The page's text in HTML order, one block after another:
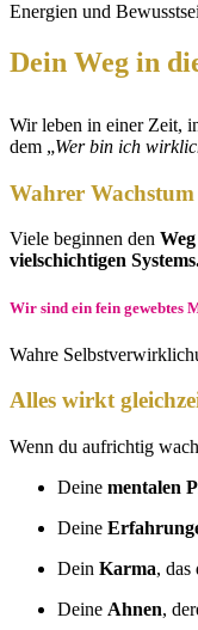
Dein Weg in
Wir leben in einer Zeit,
dem „Wer bin ich
Wahrer
Viele beginnen den
vielschichtigen
Wir sind ein fein gewebtes
Wahre
Alles wirkt
Wenn du aufrichtig
Deine mentalen
Deine
Dein Karma, das
Deine Ahnen,